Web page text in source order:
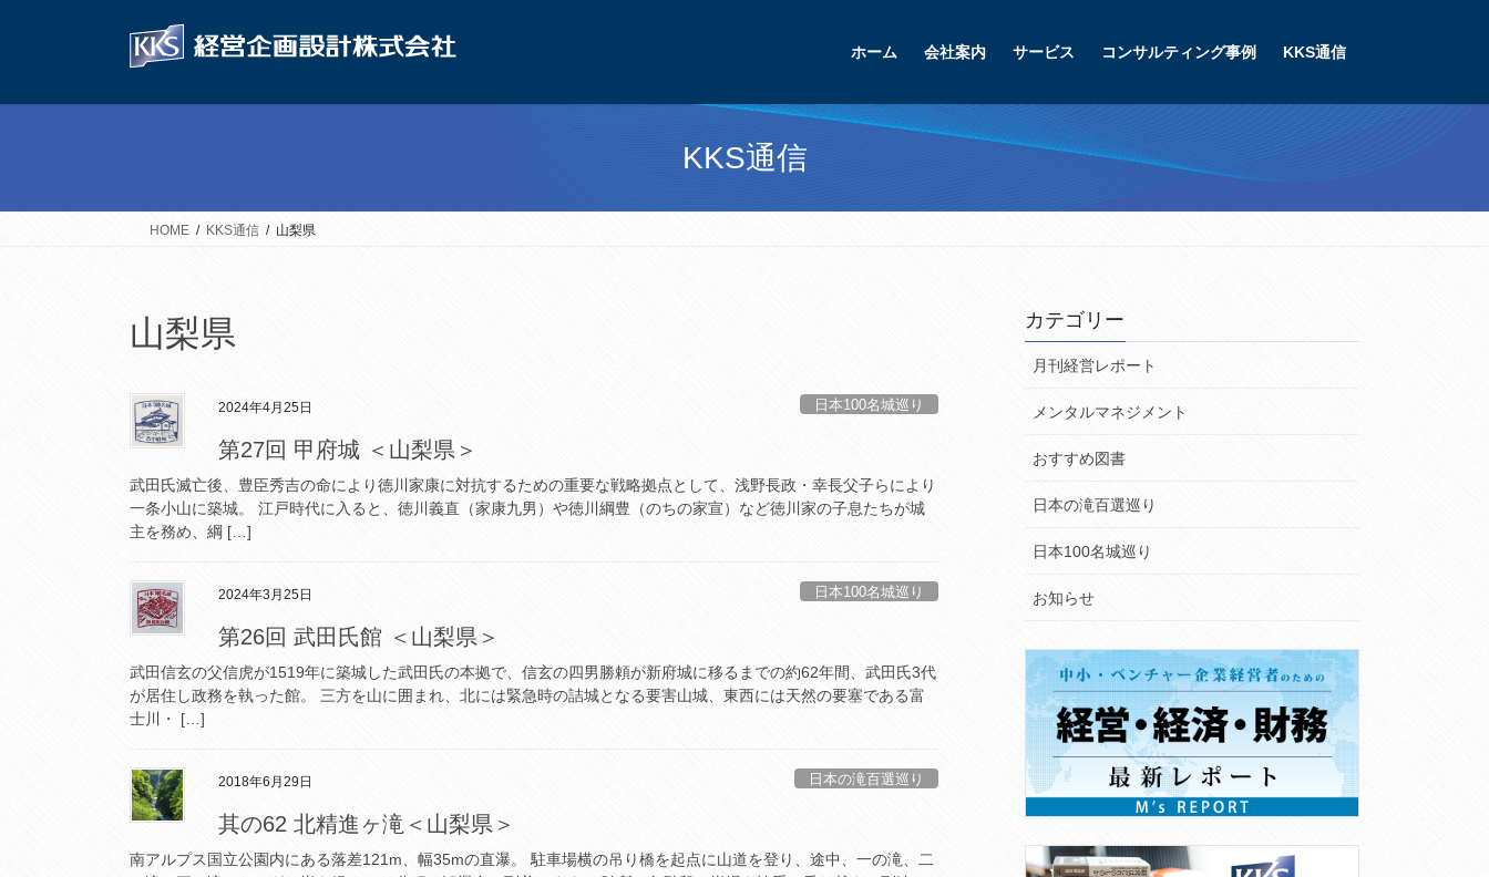
ホーム 会社案内 サービス コンサルティング事例 KKS通信
KKS通信
HOME KKS通信 山梨県
山梨県
2024年4月25日 日本100名城巡り
第27回 甲府城 ＜山梨県＞
武田氏滅亡後、豊臣秀吉の命により徳川家康に対抗するための重要な戦略拠点として、浅野長政・幸長父子らにより
一条小山に築城。 江戸時代に入ると、徳川義直（家康九男）や徳川綱豊（のちの家宣）など徳川家の子息たちが城
主を務め、綱 […]
2024年3月25日 日本100名城巡り
第26回 武田氏館 ＜山梨県＞
武田信玄の父信虎が1519年に築城した武田氏の本拠で、信玄の四男勝頼が新府城に移るまでの約62年間、武田氏3代
が居住し政務を執った館。 三方を山に囲まれ、北には緊急時の詰城となる要害山城、東西には天然の要塞である富
士川・ […]
2018年6月29日 日本の滝百選巡り
其の62 北精進ヶ滝＜山梨県＞
南アルプス国立公園内にある落差121m、幅35mの直瀑。 駐車場横の吊り橋を起点に山道を登り、途中、一の滝、二
カテゴリー
月刊経営レポート
メンタルマネジメント
おすすめ図書
日本の滝百選巡り
日本100名城巡り
お知らせ